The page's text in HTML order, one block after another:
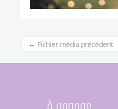
← Fichier média précédent